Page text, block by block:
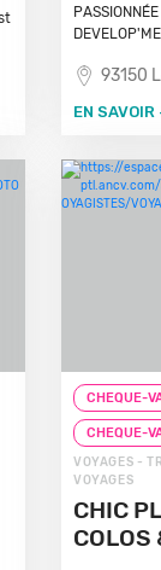
93150
EN SAVOIR
CHEQUE-
CHEQUE-
VOYAGES -
VOYAGES
CHIC
COLOS